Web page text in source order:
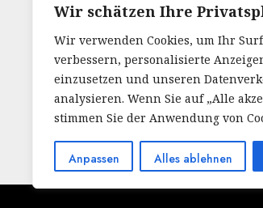
Wir schätzen Ihre
Wir verwenden Cookies, um Ihr
verbessern, personalisierte
einzusetzen und unseren
analysieren. Wenn Sie auf „Alle
stimmen Sie der Anwendung von
Anpassen Alles ablehnen